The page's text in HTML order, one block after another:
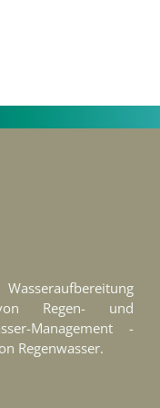
Regen- und
Management -
Regenwasser.